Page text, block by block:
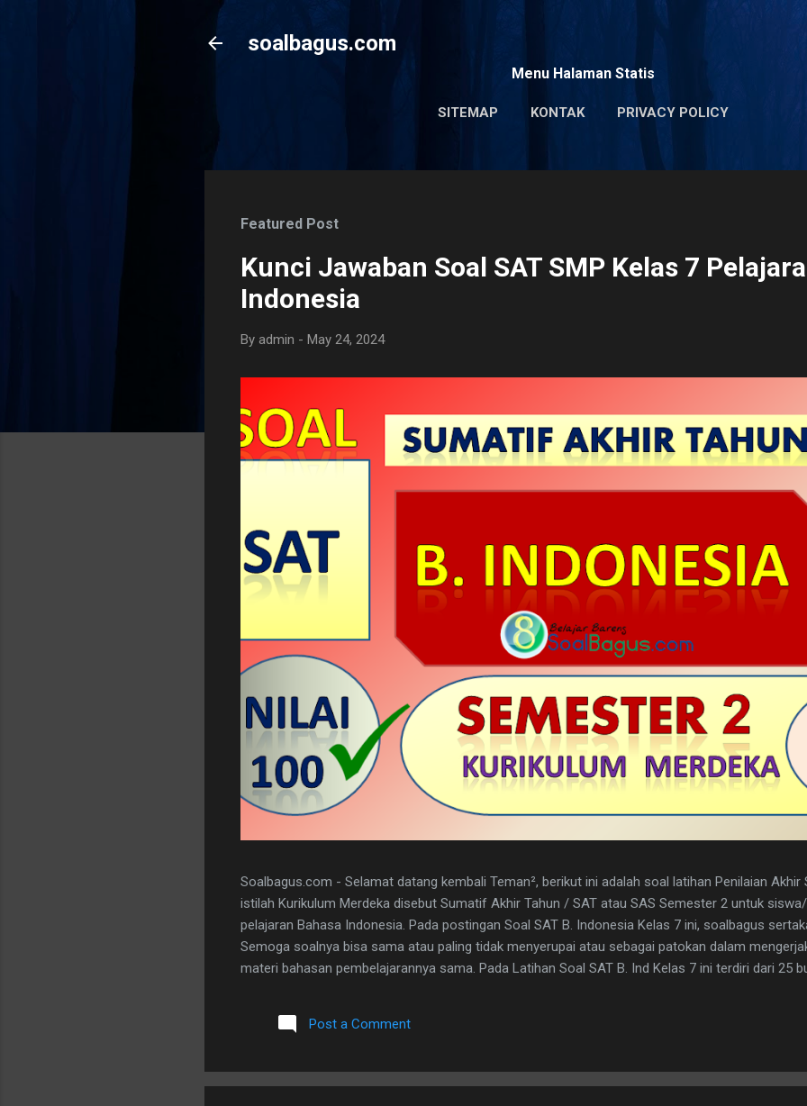
soalbagus.com
Menu Halaman Statis
SITEMAP KONTAK PRIVACY POLICY
Featured Post
Kunci Jawaban Soal SAT SMP Kelas 7
Indonesia
By admin - May 24, 2024
Soalbagus.com - Selamat datang kembali Teman², berikut ini adalah soal latihan Penilaian
istilah Kurikulum Merdeka disebut Sumatif Akhir Tahun / SAT atau SAS Semester 2 untuk
pelajaran Bahasa Indonesia. Pada postingan Soal SAT B. Indonesia Kelas 7 ini, soalbagus
Semoga soalnya bisa sama atau paling tidak menyerupai atau sebagai patokan dalam
materi bahasan pembelajarannya sama. Pada Latihan Soal SAT B. Ind Kelas 7 ini terdiri dari 25
dibawah ini. I. PILIHAN GANDA 1. D 2. A 3. C 4. B 5. B 6. B 7. C 8. A 9. D 10. C 11. B 12. D 13. A
A 20. D II.URAIAN 1. Judul Berita, Teras Berita, dan Isi Berita 2. Judul buku, nama pembuat buku
Post a Comment